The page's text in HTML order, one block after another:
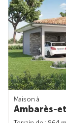
Maison à
Ambarès-